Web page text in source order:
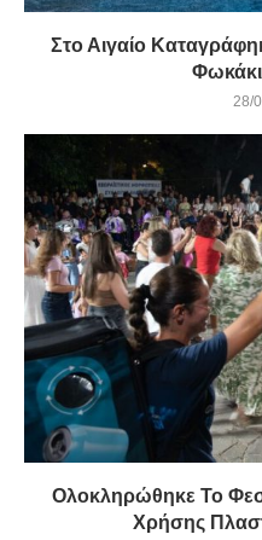
Στο Αιγαίο
28/
Ολοκληρώθηκε Το
Χρήσης